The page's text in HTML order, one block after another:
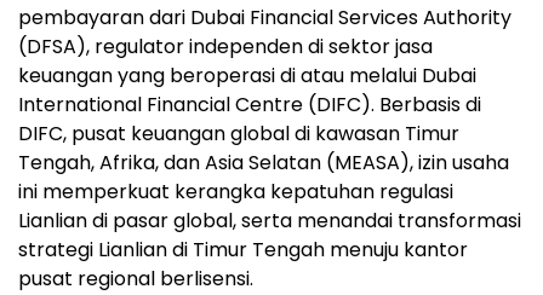
pembayaran dari Dubai Financial Services Authority
(DFSA), regulator independen di sektor jasa
keuangan yang beroperasi di atau melalui Dubai
International Financial Centre (DIFC). Berbasis di
DIFC, pusat keuangan global di kawasan Timur
Tengah, Afrika, dan Asia Selatan (MEASA), izin usaha
ini memperkuat kerangka kepatuhan regulasi
Lianlian di pasar global, serta menandai transformasi
strategi Lianlian di Timur Tengah menuju kantor
pusat regional berlisensi.